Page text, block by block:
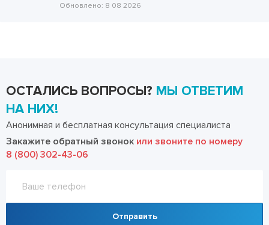
Обновлено: 8 08 2026
ОСТАЛИСЬ ВОПРОСЫ? МЫ ОТВЕТИМ
НА НИХ!
Анонимная и бесплатная консультация специалиста
Закажите обратный звонок или звоните по номеру
8 (800) 302-43-06
Отправить